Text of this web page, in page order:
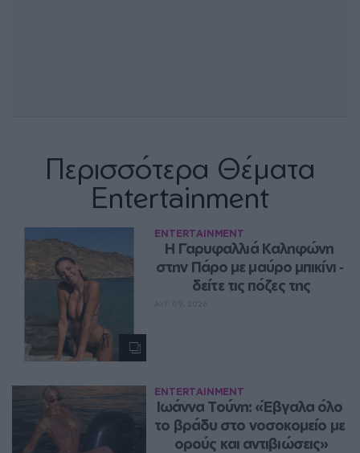
Περισσότερα Θέματα
Entertainment
ENTERTAINMENT
Η Γαρυφαλλιά Καληφώνη
στην Πάρο με μαύρο μπικίνι ‑
δείτε τις πόζες της
ENTERTAINMENT
Ιωάννα Τούνη: «Έβγαλα όλο
το βράδυ στο νοσοκομείο με
ορούς και αντιβιώσεις»